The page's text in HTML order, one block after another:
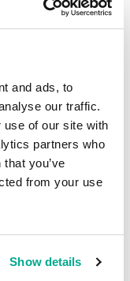
and ads, to
our traffic.
use of our site with
partners who
you’ve
from your use
Show details
À LA CONVERSATION